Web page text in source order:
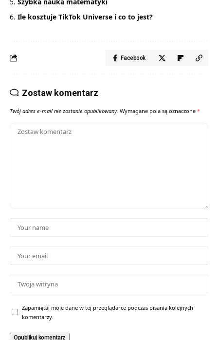
Ile kosztuje TikTok Universe i co to jest?
Facebook
Zostaw komentarz
Twój adres e-mail nie zostanie opublikowany. Wymagane pola są oznaczone *
Zapamiętaj moje dane w tej przeglądarce podczas pisania kolejnych
komentarzy.